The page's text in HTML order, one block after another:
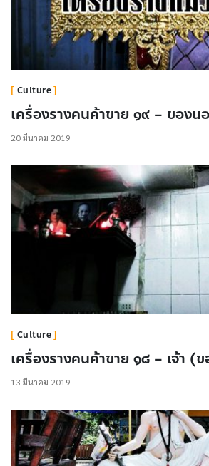
Culture
เครื่องรางคนค้าขาย ๑๙ – ของ
20 มีนาคม 2019
Culture
เครื่องรางคนค้าขาย ๑๘ – เจ้า (
13 มีนาคม 2019